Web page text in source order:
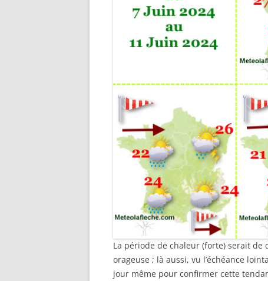
La période de chaleur (forte) serait
orageuse ; là aussi, vu l’échéance
jour même pour confirmer cette